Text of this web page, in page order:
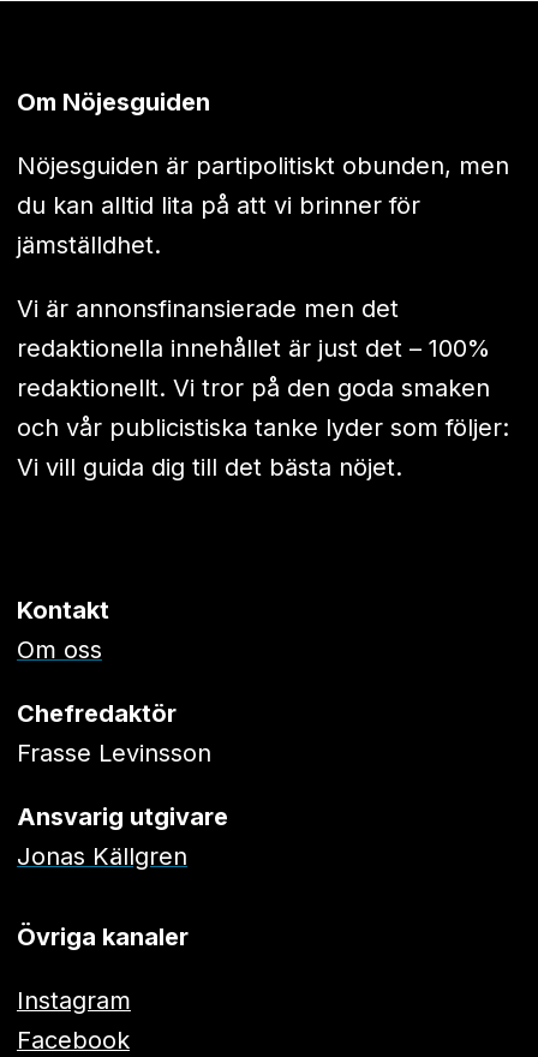
Om Nöjesguiden
Nöjesguiden är partipolitiskt obunden, men
du kan alltid lita på att vi brinner för
jämställdhet.
Vi är annonsfinansierade men det
redaktionella innehållet är just det – 100%
redaktionellt. Vi tror på den goda smaken
och vår publicistiska tanke lyder som följer:
Vi vill guida dig till det bästa nöjet.
Kontakt
Om oss
Chefredaktör
Frasse Levinsson
Ansvarig utgivare
Jonas Källgren
Övriga kanaler
Instagram
Facebook